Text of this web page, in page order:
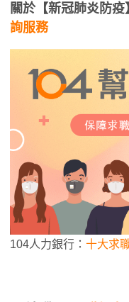
關於【新冠肺炎防
詢服務
104人力銀行： 十大求